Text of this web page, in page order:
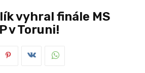
vyhral finále MS
v Toruni!